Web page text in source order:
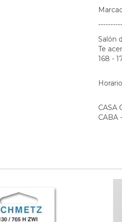
Salón
Te
168 -
CASA
CABA